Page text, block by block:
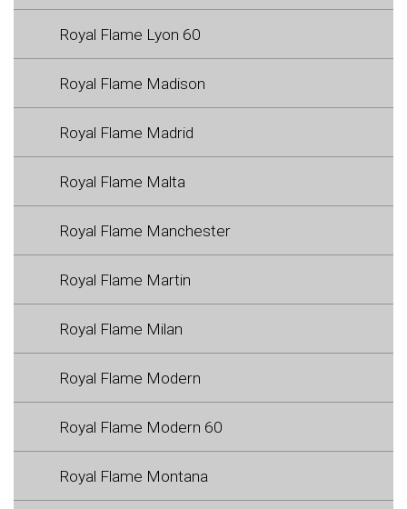
Royal Flame Lyon 60
Royal Flame Madison
Royal Flame Madrid
Royal Flame Malta
Royal Flame Manchester
Royal Flame Martin
Royal Flame Milan
Royal Flame Modern
Royal Flame Modern 60
Royal Flame Montana